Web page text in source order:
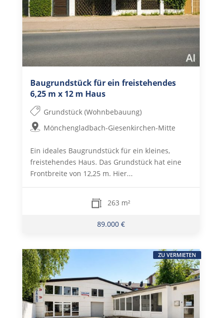
Baugrundstück für ein freistehendes
6,25 m x 12 m Haus
Grundstück (Wohnbebauung)
Mönchengladbach-Giesenkirchen-Mitte
Ein ideales Baugrundstück für ein kleines,
freistehendes Haus. Das Grundstück hat eine
Frontbreite von 12,25 m. Hier...
263 m²
89.000 €
ZU VERMIETEN